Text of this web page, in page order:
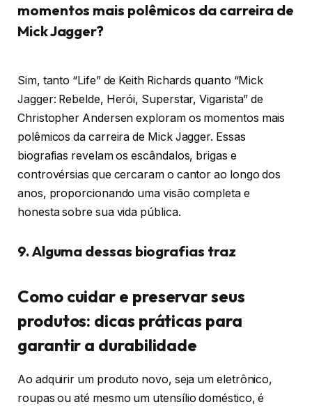
momentos mais polêmicos da carreira de
Mick Jagger?
Sim, tanto “Life” de Keith Richards quanto “Mick
Jagger: Rebelde, Herói, Superstar, Vigarista” de
Christopher Andersen exploram os momentos mais
polêmicos da carreira de Mick Jagger. Essas
biografias revelam os escândalos, brigas e
controvérsias que cercaram o cantor ao longo dos
anos, proporcionando uma visão completa e
honesta sobre sua vida pública.
9. Alguma dessas biografias traz
Como cuidar e preservar seus
produtos: dicas práticas para
garantir a durabilidade
Ao adquirir um produto novo, seja um eletrônico,
roupas ou até mesmo um utensílio doméstico, é